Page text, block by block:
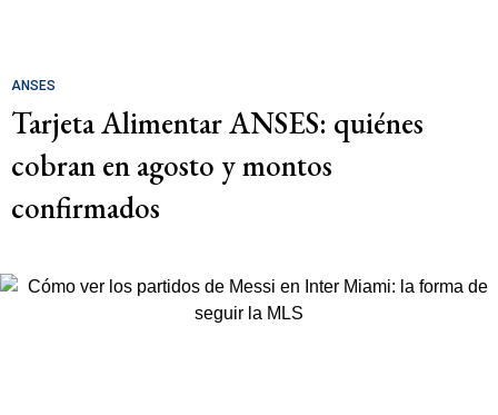
ANSES
Tarjeta Alimentar ANSES: quiénes
cobran en agosto y montos
confirmados